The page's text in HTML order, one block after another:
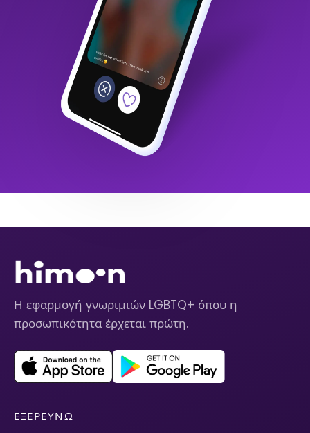
Η εφαρμογή γνωριμιών LGBTQ+ όπου η
προσωπικότητα έρχεται πρώτη.
ΕΞΕΡΕΥΝΏ